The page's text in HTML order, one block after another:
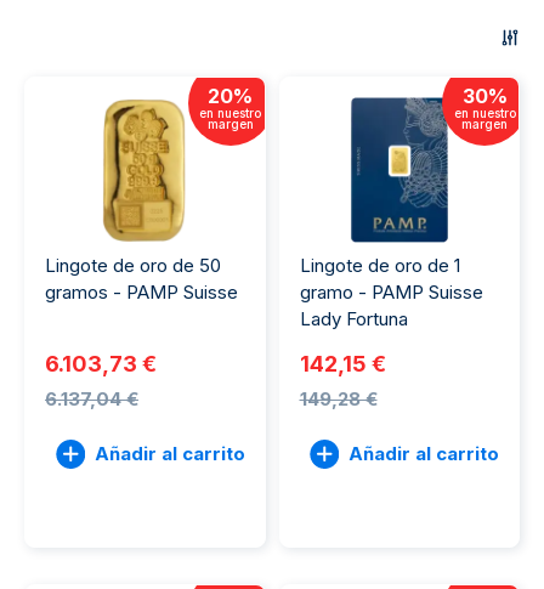
20%
en nuestro
margen
Lingote de oro de 50
gramos - PAMP Suisse
6.103,73 €
6.137,04 €
Añadir al carrito
30%
en nuestro
margen
Lingote de oro de 1
gramo - PAMP Suisse
Lady Fortuna
142,15 €
149,28 €
Añadir al carrito